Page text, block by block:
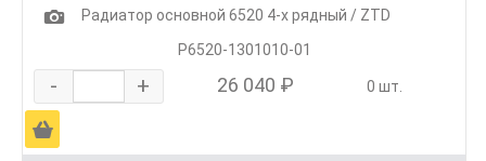
1
Радиатор основной 6520 4-х рядный / ZTD
Р6520-1301010-01
- + 26 040 ₽ 0 шт.
Ä